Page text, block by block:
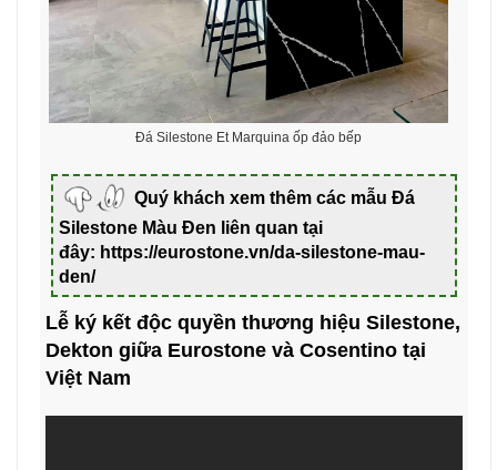
Đá Silestone Et Marquina ốp đảo bếp
Quý khách xem thêm các mẫu Đá
Silestone Màu Đen liên quan tại
đây: https://eurostone.vn/da-silestone-mau-
den/
Lễ ký kết độc quyền thương hiệu Silestone,
Dekton giữa Eurostone và Cosentino tại
Việt Nam